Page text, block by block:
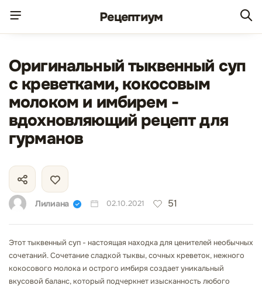
Рецептиум
Оригинальный тыквенный суп
с креветками, кокосовым
молоком и имбирем -
вдохновляющий рецепт для
гурманов
Лилиана 02.10.2021 51
Этот тыквенный суп - настоящая находка для ценителей необычных
сочетаний. Сочетание сладкой тыквы, сочных креветок, нежного
кокосового молока и острого имбиря создает уникальный
вкусовой баланс, который подчеркнет изысканность любого